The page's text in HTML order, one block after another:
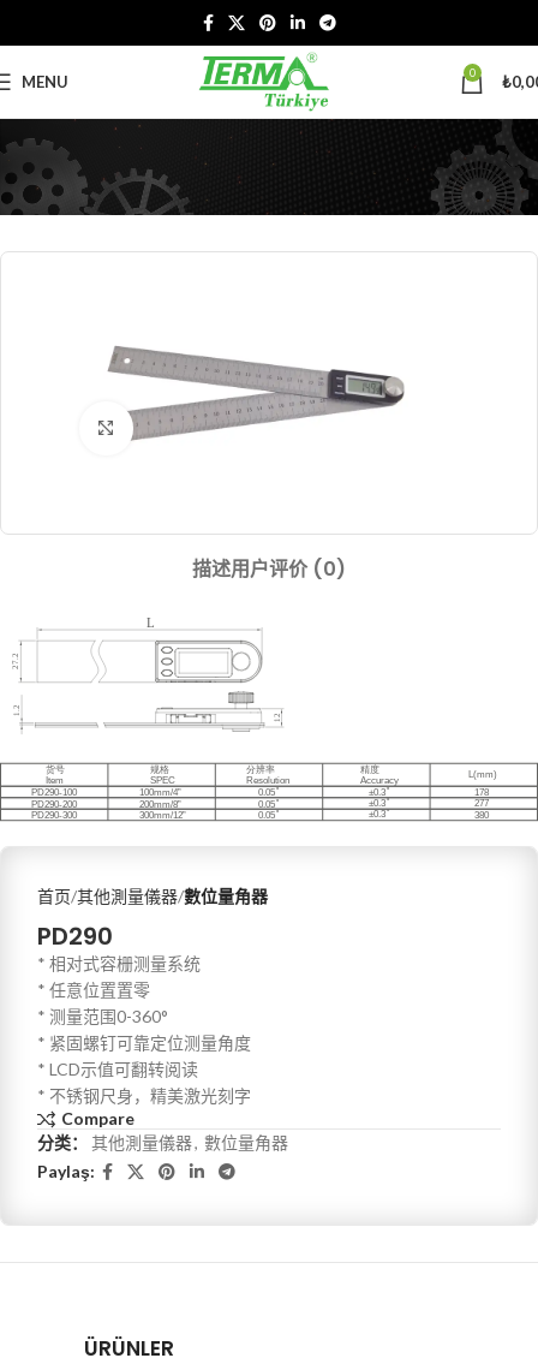
MENU 0 ₺
Click to enlarge
描述用户评价 (0)
首页 其他測量儀器 數位量角器
PD290
* 相对式容栅测量系统
* 任意位置置零
* 测量范围0-360°
* 紧固螺钉可靠定位测量角度
* LCD示值可翻转阅读
* 不锈钢尺身，精美激光刻字
Compare
分类：
其他測量儀器, 數位量角器
Paylaş:
ÜRÜNLER